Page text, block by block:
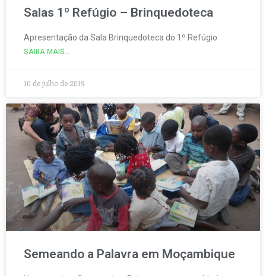
Salas 1º Refúgio – Brinquedoteca
Apresentação da Sala Brinquedoteca do 1º Refúgio
SAIBA MAIS...
10 de julho de 2019
Semeando a Palavra em Moçambique